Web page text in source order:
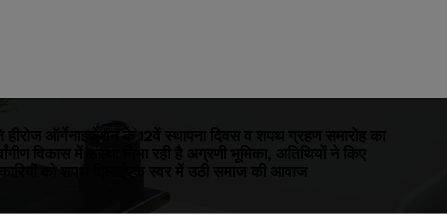
हीरोज ऑर्गेनाइजेशन के 12वें स्थापना दिवस व शपथ ग्रहण समारोह का